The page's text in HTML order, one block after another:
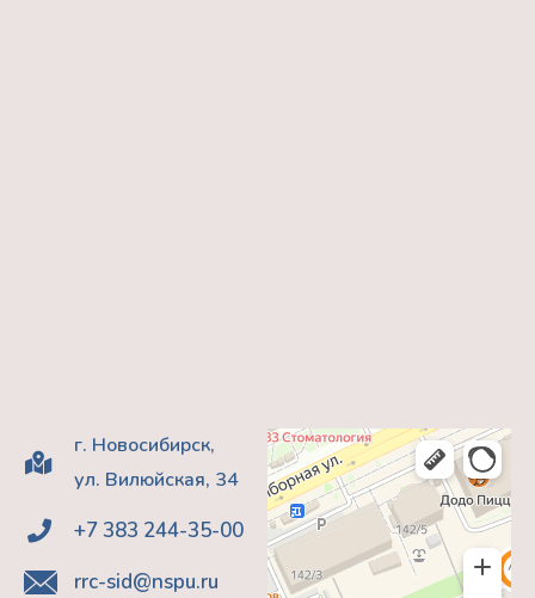
г. Новосибирск,
ул. Вилюйская, 34
+7 383 244-35-00
rrc-sid@nspu.ru